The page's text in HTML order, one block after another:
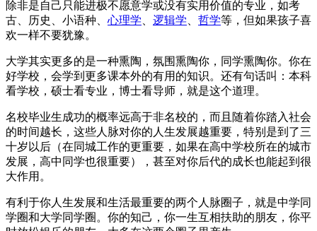
除非是自己只能进极不愿意学或没有实用价值的专业，如考
古、历史、小语种、 心理学 逻辑学 哲学等，但如果孩子喜
欢一样不要犹豫。
大学其实更多的是一种熏陶，氛围熏陶你，同学熏陶你。你在
好学校，会学到更多课本外的有用的知识。还有句话叫：本科
看学校，硕士看专业，博士看导师，就是这个道理。
名校毕业生成功的概率远高于非名校的，而且随着你踏入社会
的时间越长，这些人脉对你的人生发展越重要，特别是到了三
十岁以后（在同城工作的更重要，如果在高中学校所在的城市
发展，高中同学也很重要），甚至对你后代的成长也能起到很
大作用。
有利于你人生发展和生活最重要的两个人脉圈子，就是中学同
学圈和大学同学圈。你的知己，你一生互相扶助的朋友，你平